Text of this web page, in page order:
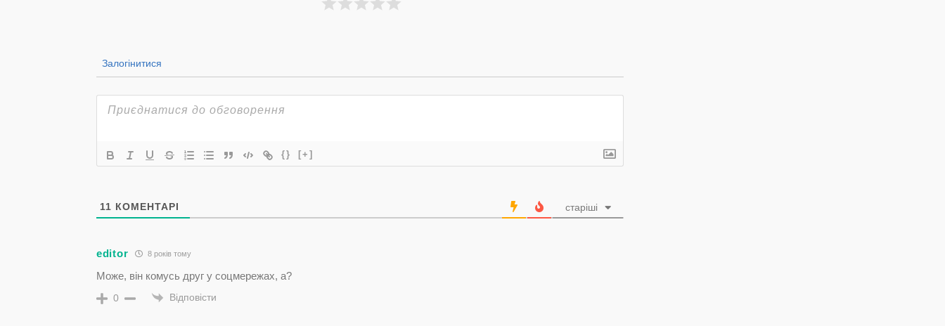
Залогінитися
{} [+]
11 КОМЕНТАРІ старіші
editor 8 років тому
Може, він комусь друг у соцмережах, а?
0 Відповісти